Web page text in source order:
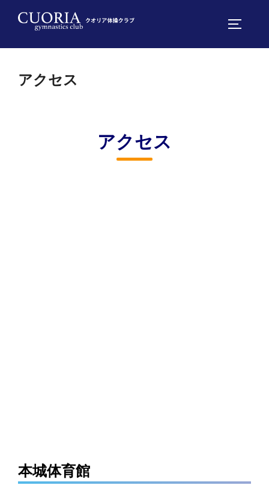
アクセス
アクセス
本城体育館